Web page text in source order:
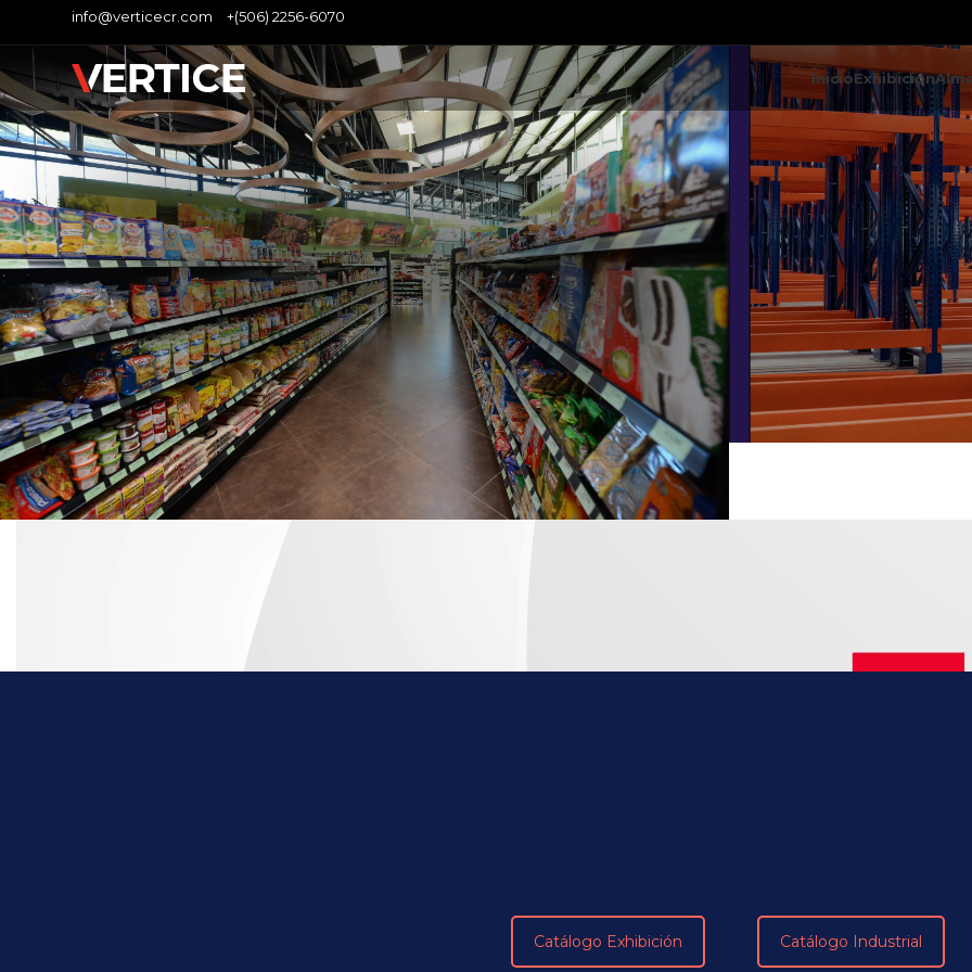
info@verticecr.com +(506) 2256-6070
InicioExhibición
Catálogo Exhibición Catálogo Industrial